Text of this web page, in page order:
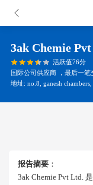
3ak Chemie
活跃值76分
国际公司供应商 ，最后一
地址: no.8, ganesh
报告摘要 ：
3ak Chemie Pvt Ltd.